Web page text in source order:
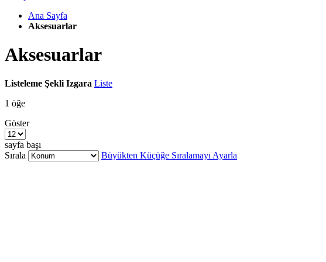
Ana Sayfa
Aksesuarlar
Aksesuarlar
Listeleme Şekli Izgara Liste
1 öğe
Göster
sayfa başı
Sırala
Büyükten Küçüğe Sıralamayı Ayarla